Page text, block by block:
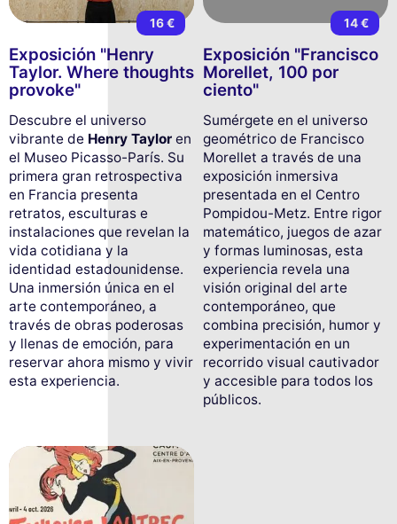
16 €
Exposición "Henry
Taylor. Where thoughts
provoke"
Descubre el universo
vibrante de Henry Taylor en
el Museo Picasso-París. Su
primera gran retrospectiva
en Francia presenta
retratos, esculturas e
instalaciones que revelan la
vida cotidiana y la
identidad estadounidense.
Una inmersión única en el
arte contemporáneo, a
través de obras poderosas
y llenas de emoción, para
reservar ahora mismo y vivir
esta experiencia.
14 €
Exposición "Francisco
Morellet, 100 por
ciento"
Sumérgete en el universo
geométrico de Francisco
Morellet a través de una
exposición inmersiva
presentada en el Centro
Pompidou-Metz. Entre rigor
matemático, juegos de azar
y formas luminosas, esta
experiencia revela una
visión original del arte
contemporáneo, que
combina precisión, humor y
experimentación en un
recorrido visual cautivador
y accesible para todos los
públicos.